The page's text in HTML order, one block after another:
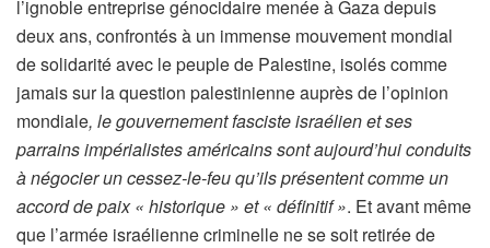
l’ignoble entreprise génocidaire menée à Gaza depuis
deux ans, confrontés à un immense mouvement mondial
de solidarité avec le peuple de Palestine, isolés comme
jamais sur la question palestinienne auprès de l’opinion
mondiale, le gouvernement fasciste israélien et ses
parrains impérialistes américains sont aujourd’hui conduits
à négocier un cessez-le-feu qu’ils présentent comme un
accord de paix « historique » et « définitif ». Et avant même
que l’armée israélienne criminelle ne se soit retirée de